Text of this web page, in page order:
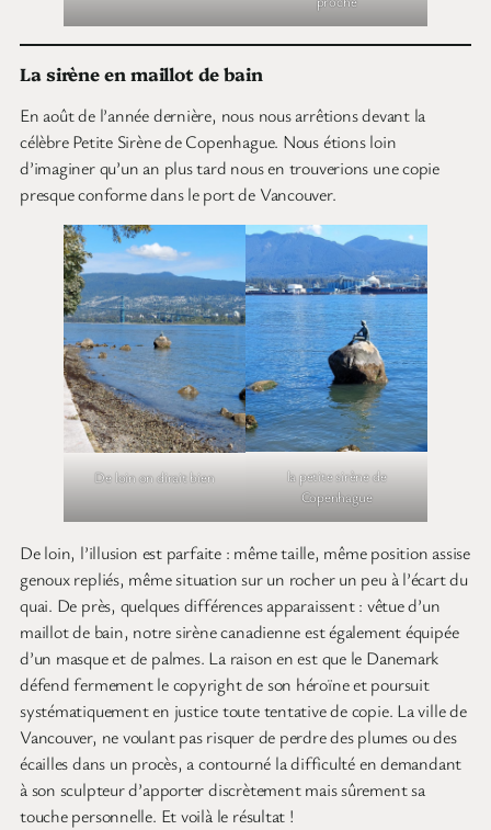
La sirène en maillot de bain
En août de l’année dernière, nous nous arrêtions devant la
célèbre Petite Sirène de Copenhague. Nous étions loin
d’imaginer qu’un an plus tard nous en trouverions une copie
presque conforme dans le port de Vancouver.
De loin on dirait bien
la petite sirène de
Copenhague
De loin, l’illusion est parfaite : même taille, même position assise
genoux repliés, même situation sur un rocher un peu à l’écart du
quai. De près, quelques différences apparaissent : vêtue d’un
maillot de bain, notre sirène canadienne est également équipée
d’un masque et de palmes. La raison en est que le Danemark
défend fermement le copyright de son héroïne et poursuit
systématiquement en justice toute tentative de copie. La ville de
Vancouver, ne voulant pas risquer de perdre des plumes ou des
écailles dans un procès, a contourné la difficulté en demandant
à son sculpteur d’apporter discrètement mais sûrement sa
touche personnelle. Et voilà le résultat !